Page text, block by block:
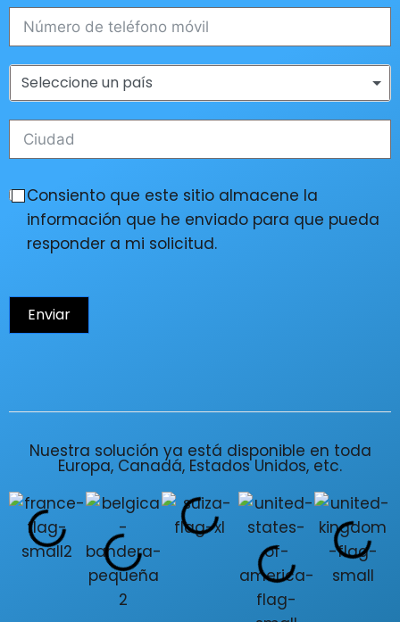
Seleccione un país
Consiento que este sitio almacene la
información que he enviado para que pueda
responder a mi solicitud.
Enviar
Nuestra solución ya está disponible en toda
Europa, Canadá, Estados Unidos, etc.